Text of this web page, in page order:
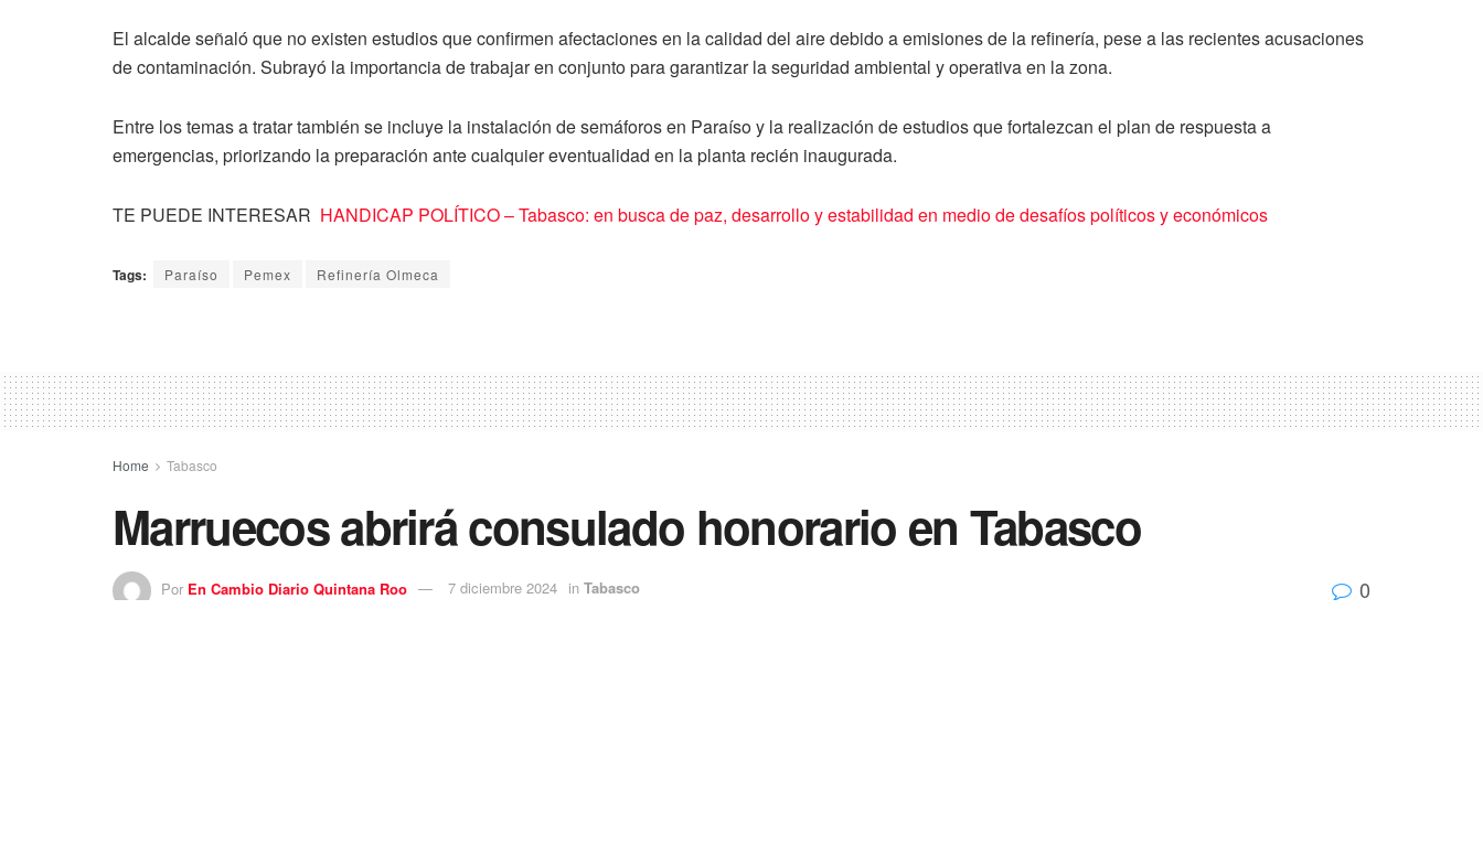
El alcalde señaló que no existen estudios que confirmen afectaciones en la calidad del aire debido a emisiones de la refinería, pese a las recientes acusaciones
de contaminación. Subrayó la importancia de trabajar en conjunto para garantizar la seguridad ambiental y operativa en la zona.
Entre los temas a tratar también se incluye la instalación de semáforos en Paraíso y la realización de estudios que fortalezcan el plan de respuesta a
emergencias, priorizando la preparación ante cualquier eventualidad en la planta recién inaugurada.
TE PUEDE INTERESAR HANDICAP POLÍTICO – Tabasco: en busca de paz, desarrollo y estabilidad en medio de desafíos políticos y económicos
Tags: Paraíso Pemex Refinería Olmeca
Home Tabasco
Marruecos abrirá consulado honorario en Tabasco
Por En Cambio Diario Quintana Roo 7 diciembre 2024 in Tabasco 0